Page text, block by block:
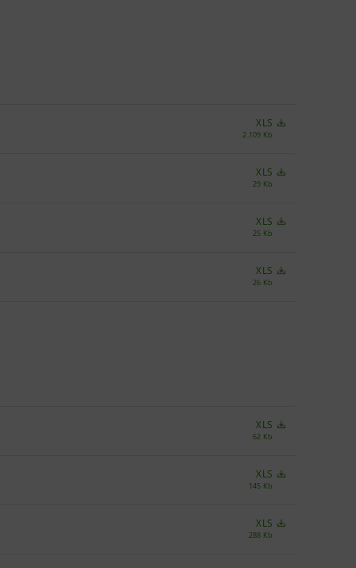
XLS
2.109 Kb
XLS
29 Kb
XLS
25 Kb
XLS
26 Kb
XLS
62 Kb
XLS
145 Kb
XLS
288 Kb